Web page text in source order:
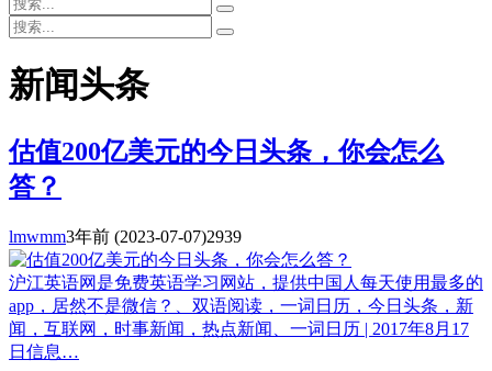
新闻头条
估值200亿美元的今日头条，你会怎么
答？
lmwmm3年前 (2023-07-07)2939
沪江英语网是免费英语学习网站，提供中国人每天使用最多的
app，居然不是微信？、双语阅读，一词日历，今日头条，新
闻，互联网，时事新闻，热点新闻、一词日历 | 2017年8月17
日信息…